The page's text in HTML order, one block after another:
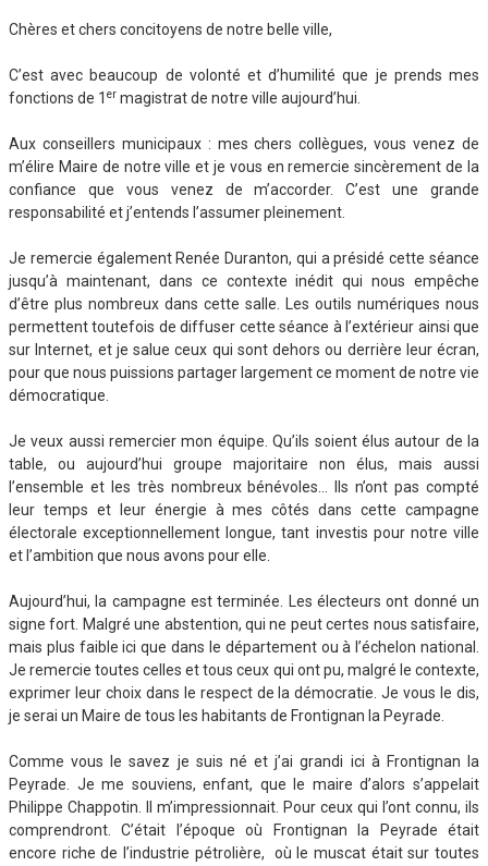
Chères et chers concitoyens de notre belle ville,
C’est avec beaucoup de volonté et d’humilité que je prends mes
fonctions de 1 er magistrat de notre ville aujourd’hui.
Aux conseillers municipaux : mes chers collègues, vous venez de
m’élire Maire de notre ville et je vous en remercie sincèrement de la
confiance que vous venez de m’accorder. C’est une grande
responsabilité et j’entends l’assumer pleinement.
Je remercie également Renée Duranton, qui a présidé cette séance
jusqu’à maintenant, dans ce contexte inédit qui nous empêche
d’être plus nombreux dans cette salle. Les outils numériques nous
permettent toutefois de diffuser cette séance à l’extérieur ainsi que
sur Internet, et je salue ceux qui sont dehors ou derrière leur écran,
pour que nous puissions partager largement ce moment de notre vie
démocratique.
Je veux aussi remercier mon équipe. Qu’ils soient élus autour de la
table, ou aujourd’hui groupe majoritaire non élus, mais aussi
l’ensemble et les très nombreux bénévoles… Ils n’ont pas compté
leur temps et leur énergie à mes côtés dans cette campagne
électorale exceptionnellement longue, tant investis pour notre ville
et l’ambition que nous avons pour elle.
Aujourd’hui, la campagne est terminée. Les électeurs ont donné un
signe fort. Malgré une abstention, qui ne peut certes nous satisfaire,
mais plus faible ici que dans le département ou à l’échelon national.
Je remercie toutes celles et tous ceux qui ont pu, malgré le contexte,
exprimer leur choix dans le respect de la démocratie. Je vous le dis,
je serai un Maire de tous les habitants de Frontignan la Peyrade.
Comme vous le savez je suis né et j’ai grandi ici à Frontignan la
Peyrade. Je me souviens, enfant, que le maire d’alors s’appelait
Philippe Chappotin. Il m’impressionnait. Pour ceux qui l’ont connu, ils
comprendront. C’était l’époque où Frontignan la Peyrade était
encore riche de l’industrie pétrolière, où le muscat était sur toutes